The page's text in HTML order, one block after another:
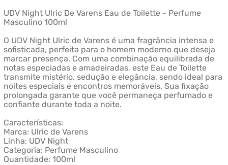
UDV Night Ulric De Varens Eau de Toilette - Perfume
Masculino 100ml
O UDV Night Ulric de Varens é uma fragrância intensa e
sofisticada, perfeita para o homem moderno que deseja
marcar presença. Com uma combinação equilibrada de
notas especiadas e amadeiradas, este Eau de Toilette
transmite mistério, sedução e elegância, sendo ideal para
noites especiais e encontros memoráveis. Sua fixação
prolongada garante que você permaneça perfumado e
confiante durante toda a noite.
Características:
Marca: Ulric de Varens
Linha: UDV Night
Categoria: Perfume Masculino
Quantidade: 100ml